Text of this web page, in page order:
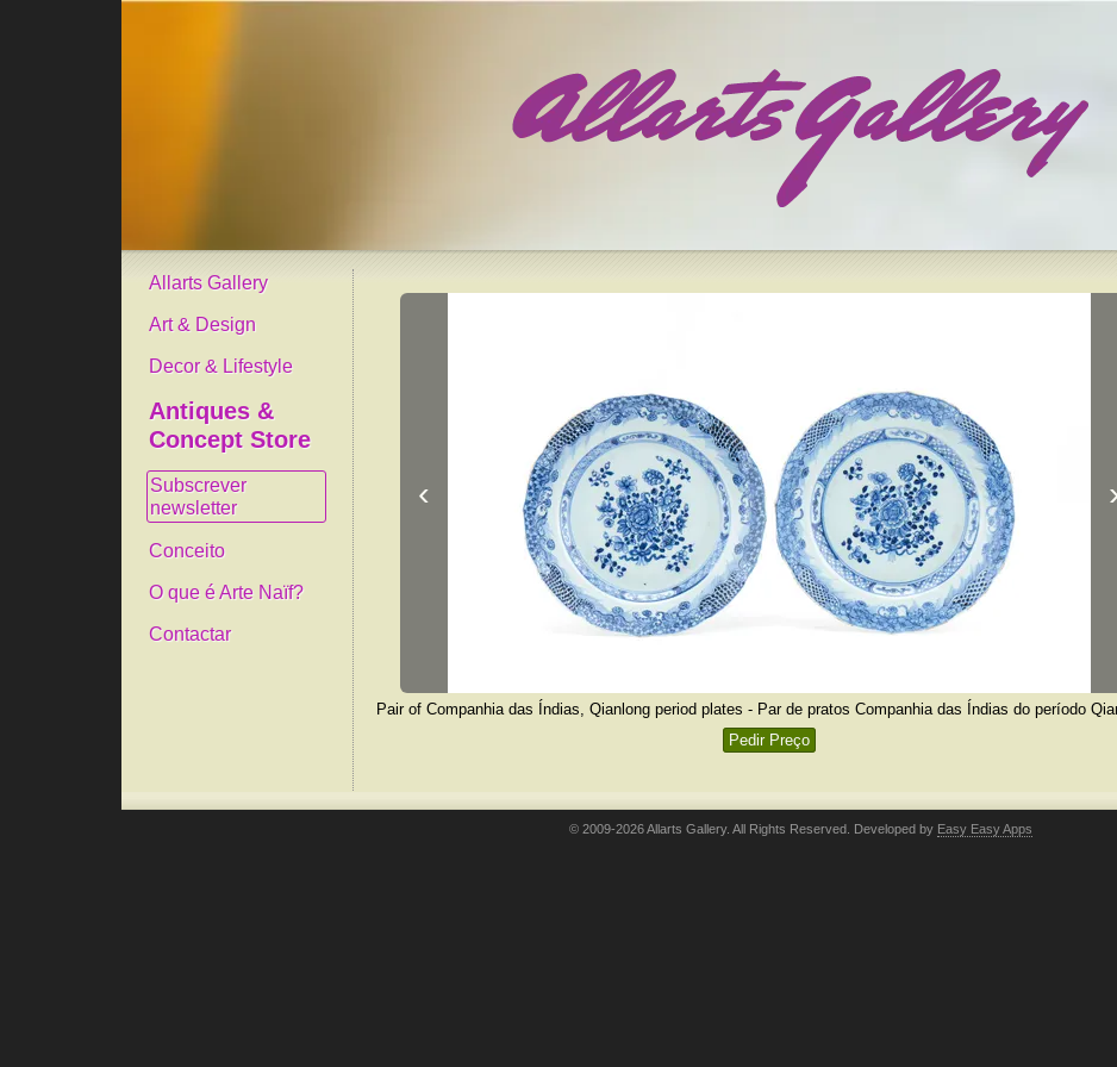
Allarts Gallery
Art & Design
Decor & Lifestyle
Antiques &
Concept Store
Subscrever
newsletter
Conceito
O que é Arte Naïf?
Contactar
‹
Pair of Companhia das Índias, Qianlong period plates - Par de pratos Companhia das Índias do período
Pedir Preço
© 2009-2026 Allarts Gallery. All Rights Reserved. Developed by Easy Easy Apps